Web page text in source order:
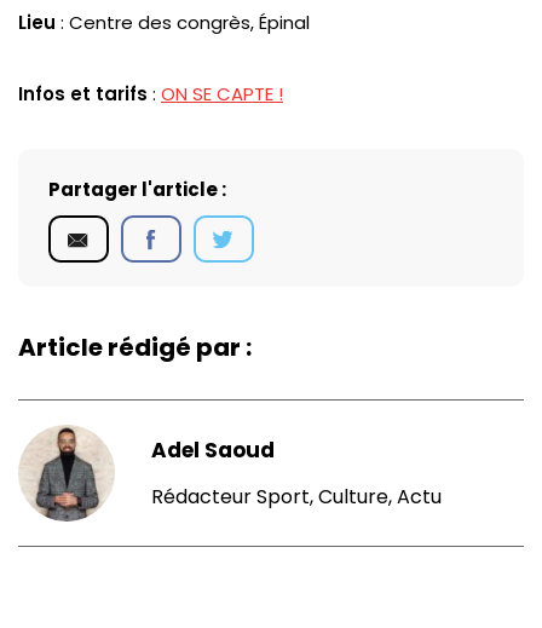
Lieu : Centre des congrès, Épinal
Infos et tarifs : ON SE CAPTE !
Partager l'article :
Article rédigé par :
Adel Saoud
Rédacteur Sport, Culture, Actu